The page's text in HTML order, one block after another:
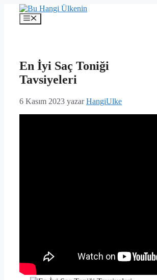
İçeriğe
Menü
En İyi Saç Toniği
Tavsiyeleri
6 Kasım 2023 yazarHangiUlke